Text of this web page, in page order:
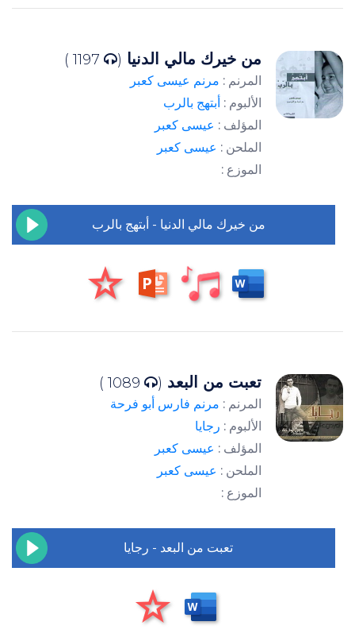
من خيرك مالي الدنيا (
المرنم : مرنم عيسى كعبر
الألبوم : أبتهج بالرب
المؤلف : عيسى كعبر
الملحن : عيسى كعبر
الموزع :
من خيرك مالي الدنيا - أبتهج بالرب
تعبت من البعد (
المرنم : مرنم فارس أبو فرحة
الألبوم : رجايا
المؤلف : عيسى كعبر
الملحن : عيسى كعبر
الموزع :
تعبت من البعد - رجايا